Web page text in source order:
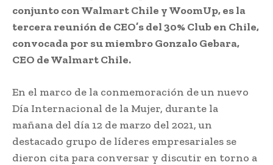
conjunto con Walmart Chile y WoomUp, es la
tercera reunión de CEO’s del 30% Club en Chile,
convocada por su miembro Gonzalo Gebara,
CEO de Walmart Chile.
En el marco de la conmemoración de un nuevo
Día Internacional de la Mujer, durante la
mañana del día 12 de marzo del 2021, un
destacado grupo de líderes empresariales se
dieron cita para conversar y discutir en torno a